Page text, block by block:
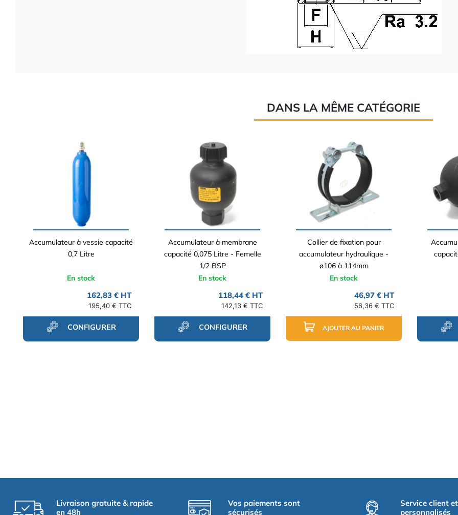
DANS LA MÊME CATÉGORIE
Accumulateur à vessie capacité
0,7 Litre
En stock
162,83 € HT
195,40 € TTC
CONFIGURER
Accumulateur à membrane
capacité 0,075 Litre - Femelle
1/2 BSP
En stock
118,44 € HT
142,13 € TTC
CONFIGURER
Collier de fixation pour
accumulateur hydraulique -
ø106 à 114mm
En stock
46,97 € HT
56,36 € TTC
AJOUTER AU PANIER
Livraison gratuite & rapide
en 48h
Vos paiements sont
sécurisés
Service client
personnalisés